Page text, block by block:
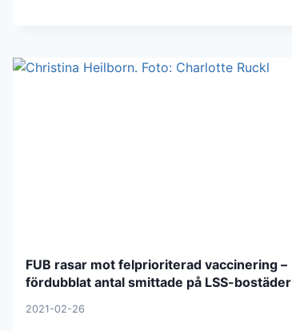
FUB rasar mot felprioriterad vaccinering –
fördubblat antal smittade på LSS-bostäder
2021-02-26